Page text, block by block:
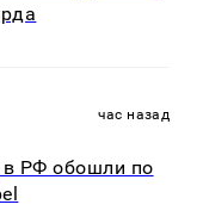
час назад
в РФ обошли по